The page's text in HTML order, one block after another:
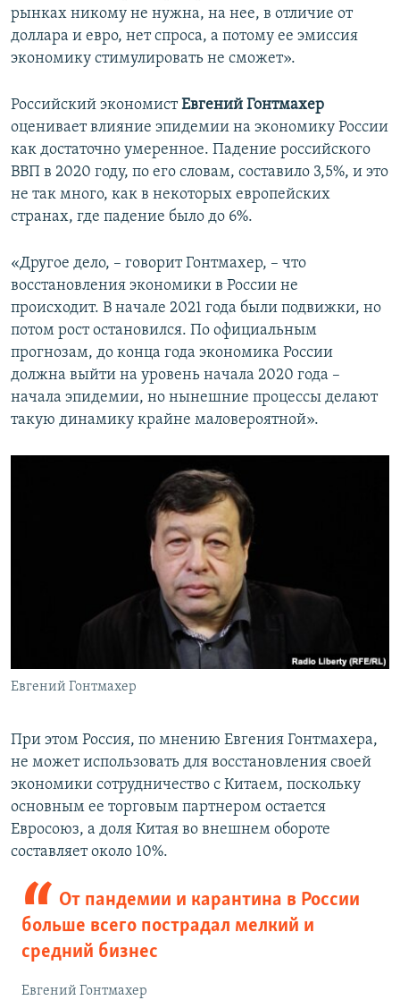
рынках никому не нужна, на нее, в отличие от
доллара и евро, нет спроса, а потому ее эмиссия
экономику стимулировать не сможет».
Российский экономистЕвгений Гонтмахер
оценивает влияние эпидемии на экономику России
как достаточно умеренное. Падение российского
ВВП в 2020 году, по его словам, составило 3,5%, и это
не так много, как в некоторых европейских
странах, где падение было до 6%.
«Другое дело, – говорит Гонтмахер, – что
восстановления экономики в России не
происходит. В начале 2021 года были подвижки, но
потом рост остановился. По официальным
прогнозам, до конца года экономика России
должна выйти на уровень начала 2020 года –
начала эпидемии, но нынешние процессы делают
такую динамику крайне маловероятной».
Евгений Гонтмахер
При этом Россия, по мнению Евгения Гонтмахера,
не может использовать для восстановления своей
экономики сотрудничество с Китаем, поскольку
основным ее торговым партнером остается
Евросоюз, а доля Китая во внешнем обороте
составляет около 10%.
От пандемии и карантина в России
больше всего пострадал мелкий и
средний бизнес
Евгений Гонтмахер